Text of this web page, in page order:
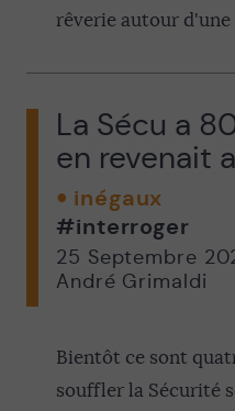
rêverie autour d'une
La Sécu a
en revenait
inégaux
#interroger
25 Septembre
André Grimaldi
Bientôt ce sont
souffler la Sécurité